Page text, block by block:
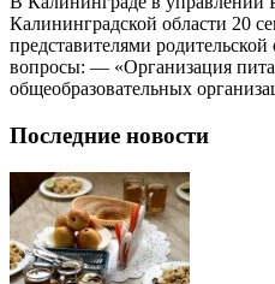
Калининградской области 20
представителями
вопросы: — «Организация
общеобразовательных
Последние новости